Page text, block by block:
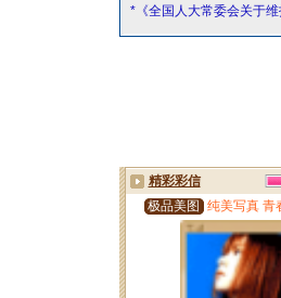
*《全国人大常委会关于维